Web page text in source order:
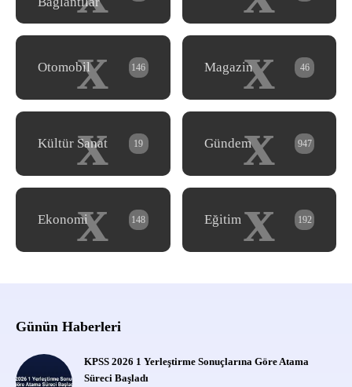
x
Otomobil 146 x
Magazin 46
x
Kültür Sanat 19 x
Gündem 947
x
Ekonomi 148 x
Eğitim 192
Günün Haberleri
KPSS 2026 1 Yerleştirme Sonuçlarına Göre Atama
Süreci Başladı